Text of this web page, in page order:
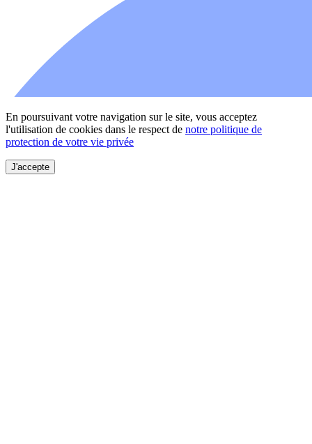
En poursuivant votre navigation sur le site, vous acceptez
l'utilisation de cookies dans le respect de notre politique de
protection de votre vie privée
J'accepte